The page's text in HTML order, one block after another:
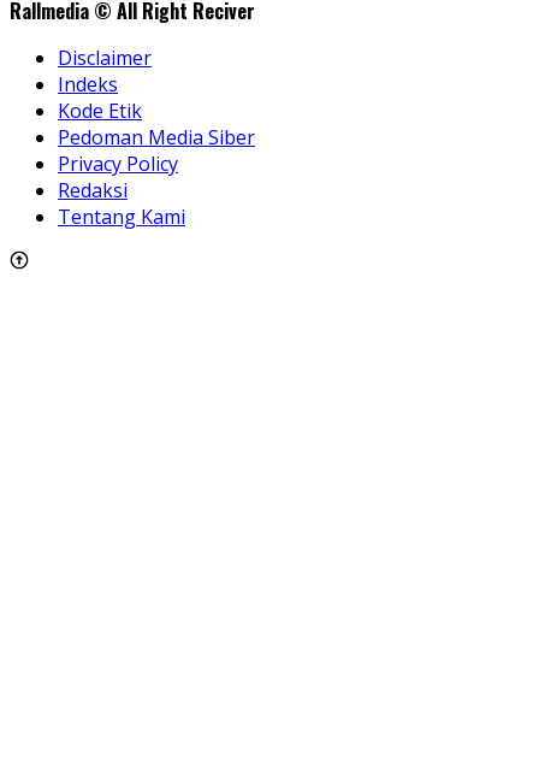
Rallmedia © All Right Reciver
Disclaimer
Indeks
Kode Etik
Pedoman Media Siber
Privacy Policy
Redaksi
Tentang Kami